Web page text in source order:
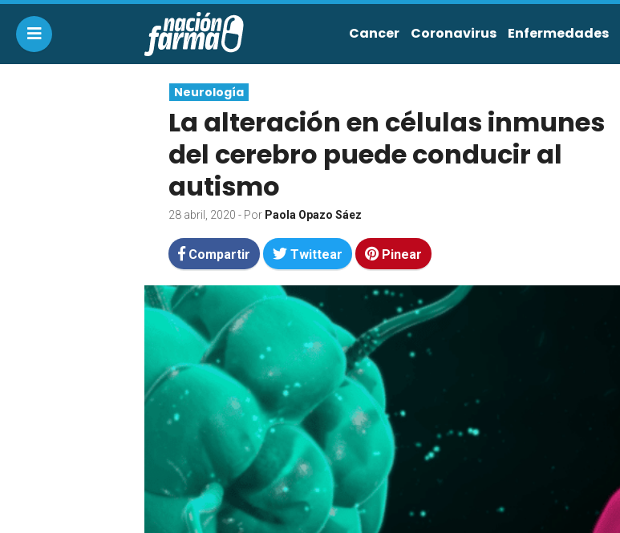
Cancer Coronavirus Enfermedades
Neurología
La alteración en células inmunes
del cerebro puede conducir al
autismo
28 abril, 2020 - Por Paola Opazo Sáez
Compartir Twittear Pinear